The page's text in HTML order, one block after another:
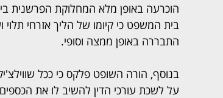
הוכרעה באופן מלא המחלוקת הפרשנית
בית המשפט כי קיומו של הליך אזרחי
התבררה באופן ממצה וסופי.
בנוסף, הורה השופט פלקס כי ככל
על לשכת עורכי הדין להשיב לו את